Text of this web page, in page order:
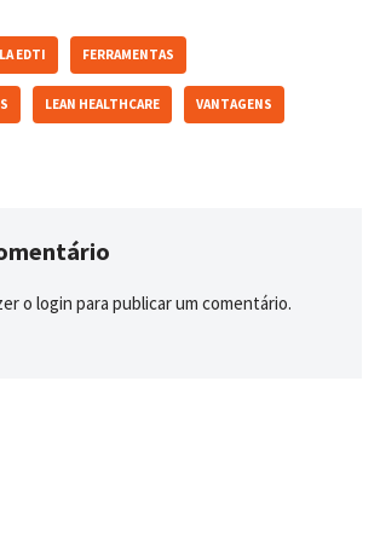
EDTI FERRAMENTAS
LEAN HEALTHCARE VANTAGENS
o login para publicar um comentário.